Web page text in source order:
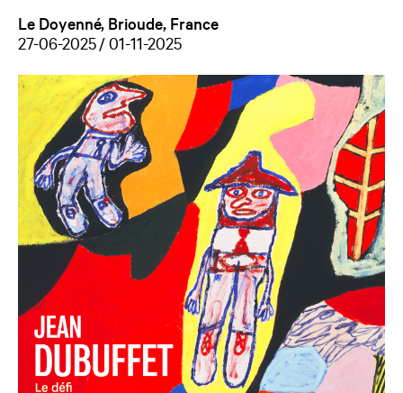
Le Doyenné, Brioude, France
27-06-2025 / 01-11-2025